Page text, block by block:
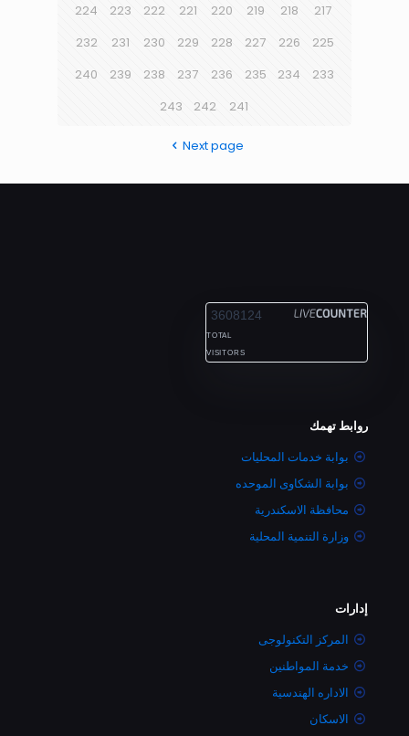
217
218
219
220
221
222
223
224
225
226
227
228
229
230
231
232
233
234
235
236
237
238
239
240
241
242
243
Next page
3608124
TOTAL
VISITORS
روابط تهمك
بوابة خدمات المحليات
بوابة الشكاوى الموحده
محافظة الاسكندرية
وزارة التنمية المحلية
إدارات
المركز التكنولوجى
خدمة المواطنين
الاداره الهندسية
الاسكان